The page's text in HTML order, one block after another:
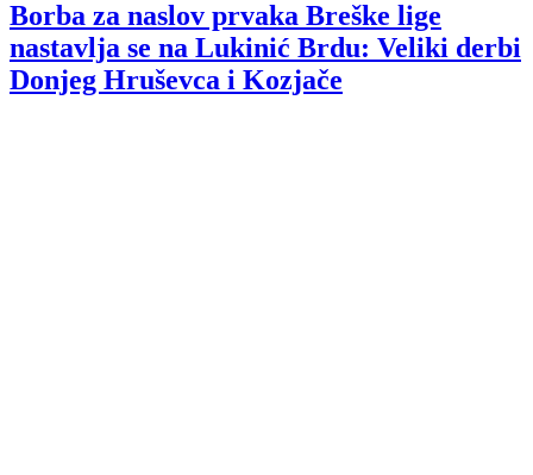
Borba za naslov prvaka Breške lige
nastavlja se na Lukinić Brdu: Veliki derbi
Donjeg Hruševca i Kozjače